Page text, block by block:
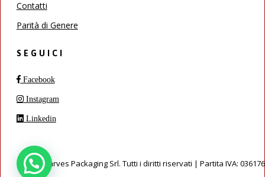
Contatti
Parità di Genere
SEGUICI
Facebook
Instagram
Linkedin
© 2026 Carves Packaging Srl. Tutti i diritti riservati | Partita IVA: